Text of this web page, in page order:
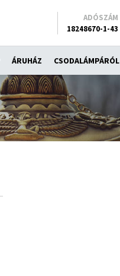
ÁRUHÁZ CSODALÁMPÁRÓL
ADÓSZÁM
18248670-1-43